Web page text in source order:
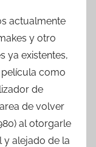
actualmente
y otro
ya existentes,
como
de
de volver
al otorgarle
y alejado de la